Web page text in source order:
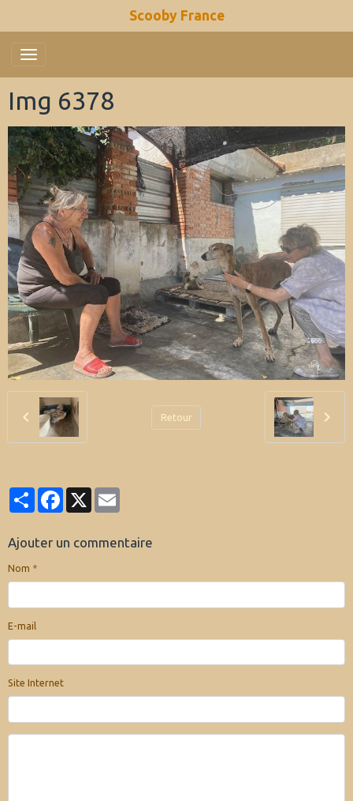
Scooby France
Img 6378
Retour
PartagerFacebook
Ajouter un commentaire
Nom
E-mail
Site Internet